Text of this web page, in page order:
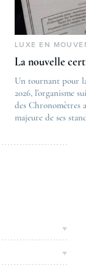
The post
Les nouveautés
first appeared on
Lovetime
LUXE EN
La nouvelle
Un tournant pour
2026, l’organisme
des Chronomètres
majeure de ses